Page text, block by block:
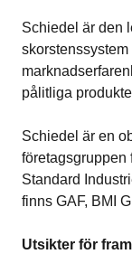
Schiedel är den
pålitliga
Schiedel är en
företagsgruppen
Standard
finns GAF, BMI
Utsikter för